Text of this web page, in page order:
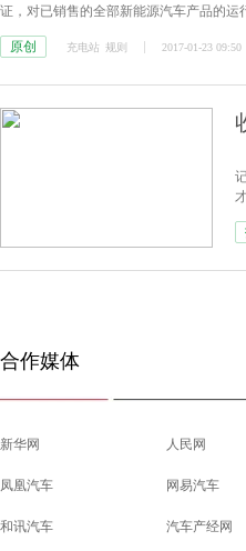
证，对已销售的全部新能源汽车产品的运
原创 充电站 规则 2017-01-23 09:50
合作媒体
新华网 人民网
凤凰汽车 网易汽车
和讯汽车 汽车产经网